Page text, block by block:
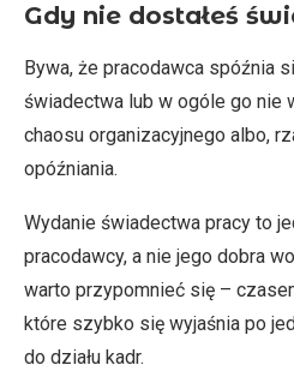
Gdy nie dostałeś
Bywa, że pracodawca spóźnia
świadectwa lub w ogóle go nie
chaosu organizacyjnego albo,
opóźniania.
Wydanie świadectwa pracy to
pracodawcy, a nie jego dobra
warto przypomnieć się –
które szybko się wyjaśnia po
do działu kadr.